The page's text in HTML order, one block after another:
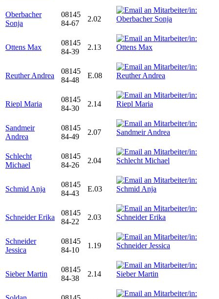
Oberbacher
Sonja
08145
84-67
2.02
Ottens Max
08145
84-39
2.13
Reuther Andrea
08145
84-48
E.08
Riepl Maria
08145
84-30
2.14
Sandmeir
Andrea
08145
84-49
2.07
Schlecht
Michael
08145
84-26
2.04
Schmid Anja
08145
84-43
E.03
Schneider Erika
08145
84-22
2.03
Schneider
Jessica
08145
84-10
1.19
Sieber Martin
08145
84-38
2.14